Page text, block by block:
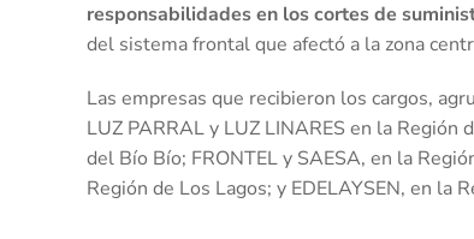
responsabilidades en los cortes de
del sistema frontal que afectó a la zona
Las empresas que recibieron los cargos,
LUZ PARRAL y LUZ LINARES en la Región
del Bío Bío; FRONTEL y SAESA, en la
Región de Los Lagos; y EDELAYSEN, en la